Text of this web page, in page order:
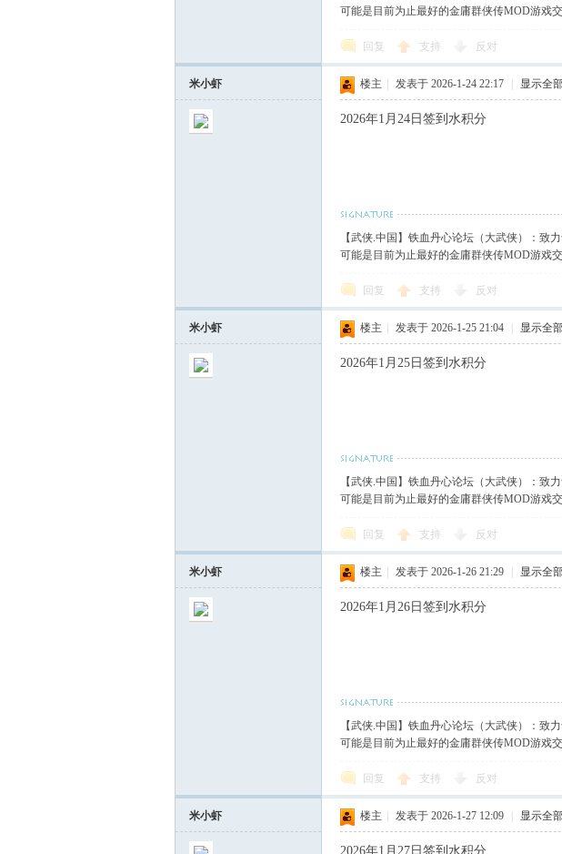
可能是目前为止最好的金庸群侠传MOD游戏
回复 支持 反对
米小虾 楼主 发表于 2026-1-24 22:17 显示全
2026年1月24日签到水积分
【武侠.中国】铁血丹心论坛（大武侠）：致
可能是目前为止最好的金庸群侠传MOD游戏
回复 支持 反对
米小虾 楼主 发表于 2026-1-25 21:04 显示全
2026年1月25日签到水积分
【武侠.中国】铁血丹心论坛（大武侠）：致
可能是目前为止最好的金庸群侠传MOD游戏
回复 支持 反对
米小虾 楼主 发表于 2026-1-26 21:29 显示全
2026年1月26日签到水积分
【武侠.中国】铁血丹心论坛（大武侠）：致
可能是目前为止最好的金庸群侠传MOD游戏
回复 支持 反对
米小虾 楼主 发表于 2026-1-27 12:09 显示全
2026年1月27日签到水积分